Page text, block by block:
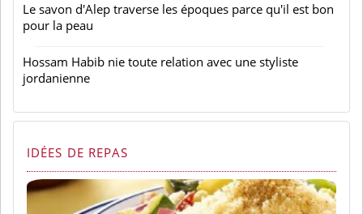
Le savon d'Alep traverse les époques parce qu'il est bon
pour la peau
Hossam Habib nie toute relation avec une styliste
jordanienne
IDÉES DE REPAS